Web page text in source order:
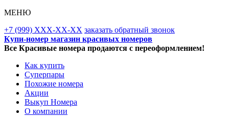
МЕНЮ
+7 (999) XXX-XX-XX заказать обратный звонок
Купи-номер магазин красивых номеров
Все Красивые номера продаются с переоформлением!
Как купить
Суперпары
Похожие номера
Акции
Выкуп Номера
О компании